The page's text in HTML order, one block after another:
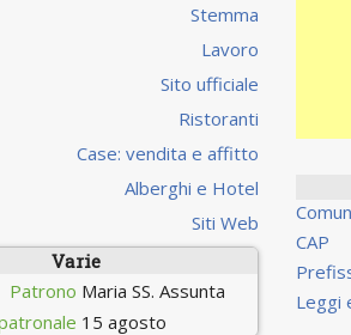
Stemma
Lavoro
Sito ufficiale
Ristoranti
Case: vendita e affitto
Alberghi e Hotel
Siti Web
Varie
Patrono Maria SS. Assunta
15 agosto
CAP
Leggi